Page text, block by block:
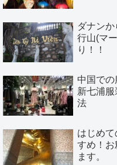
ダナン
行山(マ
り！！
中国での
新七浦
法
はじめ
すめ！お
ます。